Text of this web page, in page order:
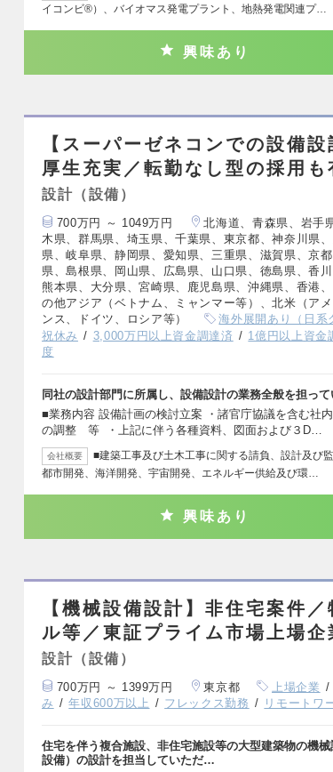
イコンビ®）、バイオマス発電プラント、地熱発電関連プ…
興味あり
【スーパーゼネコンでの設備
厚生充実／転勤なし型の採用も
設計（設備）
700万円 ～ 1049万円
北海道、青森県、岩手
木県、群馬県、埼玉県、千葉県、東京都、神奈川県
県、岐阜県、静岡県、愛知県、三重県、滋賀県、京
県、島根県、岡山県、広島県、山口県、徳島県、香
熊本県、大分県、宮崎県、鹿児島県、沖縄県、香港
の他アジア（ベトナム、ミャンマー等）、北米（ア
ンス、ドイツ、ロシア等）
海外展開あり（日系
祝休み
3,000万円以上資金調達済 1億円以上資金
度
同社の設計部門に所属し、設備設計の業務全般を担って
■業務内容 設備計画の検討立案 ・諸官庁協議を含む社
の調整 等 ・上記に伴う各種資料、図面および３D…
会社概要
■建築工事及び土木工事に関する請負、設計及び
都市開発、海洋開発、宇宙開発、エネルギー供給及び環…
興味あり
【機械設備設計】非住宅案件
ル等／東証プライム市場上場企
設計（設備）
700万円 ～ 1399万円 東京都 上場企業
み
年収600万以上 フレックス勤務 リモートワ
住宅を伴う複合施設、非住宅施設等の大型建築物の機
設備）の設計を担当していただ…